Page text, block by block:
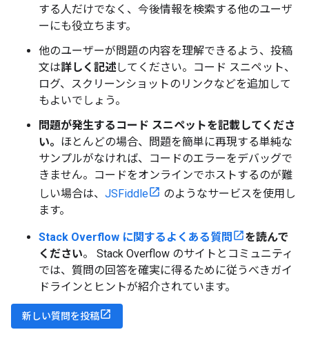
する人だけでなく、今後情報を検索する他のユーザ
ーにも役立ちます。
他のユーザーが問題の内容を理解できるよう、投稿
文は詳しく記述してください。コード スニペット、
ログ、スクリーンショットのリンクなどを追加して
もよいでしょう。
問題が発生するコード スニペットを記載してくださ
い。 ほとんどの場合、問題を簡単に再現する単純な
サンプルがなければ、コードのエラーをデバッグで
きません。コードをオンラインでホストするのが難
しい場合は、 JSFiddle
のようなサービスを使用し
ます。
Stack Overflow に関するよくある質問
を読んで
ください。 Stack Overflow のサイトとコミュニティ
では、質問の回答を確実に得るために従うべきガイ
ドラインとヒントが紹介されています。
新しい質問を投稿